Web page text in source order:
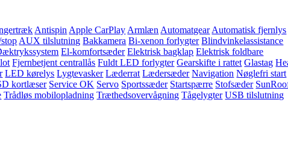
Antispin Apple CarPlay Armlæn Automatgear Automatisk fjernlys
AUX tilslutning Bakkamera Bi-xenon forlygter Blindvinkelassistance
El-komfortsæder Elektrisk bagklap Elektrisk foldbare
Fjernbetjent centrallås Fuldt LED forlygter Gearskifte i rattet Glastag
LED kørelys Lygtevasker Læderrat Lædersæder Navigation Nøglefri start
kortlæser Service OK Servo Sportssæder Startspærre Stofsæder
Trådløs mobilopladning Træthedsovervågning Tågelygter USB tilslutning